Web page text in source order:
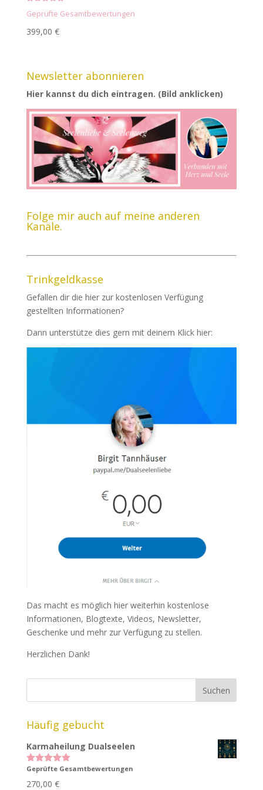
5.00
Geprüfte Gesamtbewertungen
399,00 €
Newsletter abonnieren
Hier kannst du dich eintragen. (Bild anklicken)
Folge mir auch auf meine anderen
Kanäle.
Trinkgeldkasse
Gefallen dir die hier zur kostenlosen Verfügung
gestellten Informationen?
Dann unterstütze dies gern mit deinem Klick hier:
Das macht es möglich hier weiterhin kostenlose
Informationen, Blogtexte, Videos, Newsletter,
Geschenke und mehr zur Verfügung zu stellen.
Herzlichen Dank!
Häufig gebucht
Karmaheilung Dualseelen
Bewertet
von 5
Geprüfte Gesamtbewertungen
270,00 €